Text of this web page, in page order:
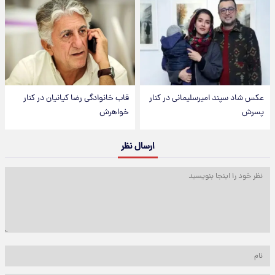
عکس شاد سپند امیرسلیمانی در کنار
پسرش
قاب خانوادگی رضا کیانیان در کنار
خواهرش
ارسال نظر